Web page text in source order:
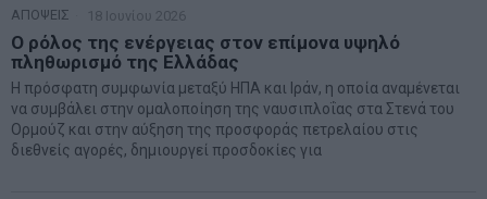
ΑΠΟΨΕΙΣ 18 Ιουνίου 2026
Ο ρόλος της ενέργειας στον επίμονα υψηλό
πληθωρισμό της Ελλάδας
Η πρόσφατη συμφωνία μεταξύ ΗΠΑ και Ιράν, η οποία αναμένεται
να συμβάλει στην ομαλοποίηση της ναυσιπλοΐας στα Στενά του
Ορμούζ και στην αύξηση της προσφοράς πετρελαίου στις
διεθνείς αγορές, δημιουργεί προσδοκίες για